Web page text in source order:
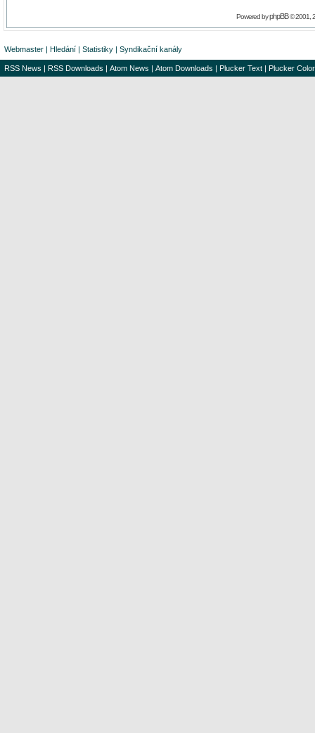
Powered byphpBB© 2001,
Webmaster | Hledání | Statistiky | Syndikační kanály
RSS News | RSS Downloads | Atom News | Atom Downloads | Plucker Text | Plucker Color